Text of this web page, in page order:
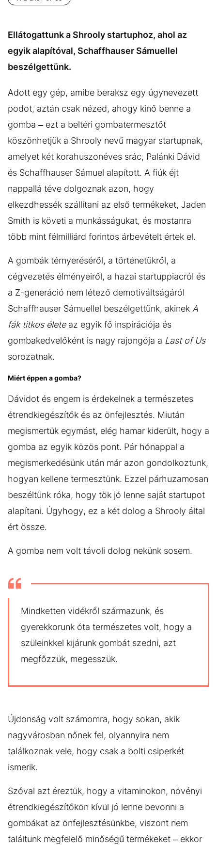
Ellátogattunk a Shrooly startuphoz, ahol az
egyik alapítóval, Schaffhauser Sámuellel
beszélgettünk.
Adott egy gép, amibe beraksz egy úgynevezett
podot, aztán csak nézed, ahogy kinő benne a
gomba – ezt a beltéri gombatermesztőt
köszönhetjük a Shrooly nevű magyar startupnak,
amelyet két korahuszonéves srác, Palánki Dávid
és Schaffhauser Sámuel alapított. A fiúk éjt
nappallá téve dolgoznak azon, hogy
elkezdhessék szállítani az első termékeket, Jaden
Smith is követi a munkásságukat, és mostanra
több mint félmilliárd forintos árbevételt értek el.
A gombák térnyeréséről, a történetükről, a
cégvezetés élményeiről, a hazai startuppiacról és
a Z-generáció nem létező demotiváltságáról
Schaffhauser Sámuellel beszélgettünk, akinek A
fák titkos életeaz egyik fő inspirációja és
gombakedvelőként is nagy rajongója a Last of Us
sorozatnak.
Miért éppen a gomba?
Dávidot és engem is érdekelnek a természetes
étrendkiegészítők és az önfejlesztés. Miután
megismertük egymást, elég hamar kiderült, hogy a
gomba az egyik közös pont. Pár hónappal a
megismerkedésünk után már azon gondolkoztunk,
hogyan kellene termesztünk. Ezzel párhuzamosan
beszéltünk róka, hogy tök jó lenne saját startupot
alapítani. Úgyhogy, ez a két dolog a Shrooly által
ért össze.
A gomba nem volt távoli dolog nekünk sosem.
Mindketten vidékről származunk, és
gyerekkorunk óta természetes volt, hogy a
szüleinkkel kijárunk gombát szedni, azt
megfőzzük, megesszük.
Újdonság volt számomra, hogy sokan, akik
nagyvárosban nőnek fel, olyannyira nem
találkoznak vele, hogy csak a bolti csiperkét
ismerik.
Szóval azt éreztük, hogy a vitaminokon, növényi
étrendkiegészítőkön kívül jó lenne bevonni a
gombákat az önfejlesztésünkbe, viszont nem
találtunk megfelelő minőségű termékeket – ekkor